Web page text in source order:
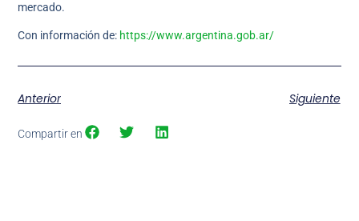
mercado.
Con información de: https://www.argentina.gob.ar/
Anterior Siguiente
Compartir en